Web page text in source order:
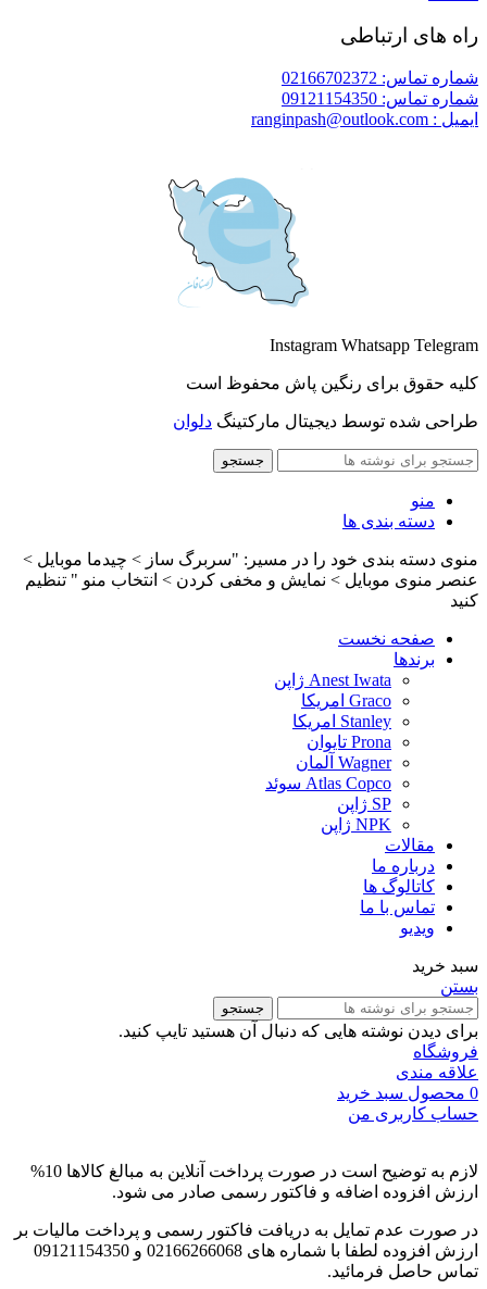
راه های ارتباطی
شماره تماس: 02166702372
شماره تماس: 09121154350
ایمیل : ranginpash@outlook.com
Instagram Whatsapp Telegram
کلیه حقوق برای رنگین پاش محفوظ است
طراحی شده توسط دیجیتال مارکتینگ دلوان
جستجو
منو
دسته بندی ها
منوی دسته بندی خود را در مسیر: "سربرگ ساز > چیدما موبایل >
عنصر منوی موبایل > نمایش و مخفی کردن > انتخاب منو " تنظیم
کنید
صفحه نخست
برندها
Anest Iwata ژاپن
Graco امریکا
Stanley امریکا
Prona تایوان
Wagner آلمان
Atlas Copco سوئد
SP ژاپن
NPK ژاپن
مقالات
درباره ما
کاتالوگ ها
تماس با ما
ویدیو
سبد خرید
بستن
جستجو
برای دیدن نوشته هایی که دنبال آن هستید تایپ کنید.
فروشگاه
علاقه مندی
0 محصول سبد خرید
حساب کاربری من
لازم به توضیح است در صورت پرداخت آنلاین به مبالغ کالاها 10%
ارزش افزوده اضافه و فاکتور رسمی صادر می شود.
در صورت عدم تمایل به دریافت فاکتور رسمی و پرداخت مالیات بر
ارزش افزوده لطفا با شماره های 02166266068 و 09121154350
تماس حاصل فرمائید.